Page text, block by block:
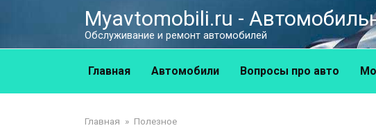
Myavtomobili.ru -
Обслуживание и ремонт автомобилей
Главная Автомобили Вопросы про авто
Главная » Полезное